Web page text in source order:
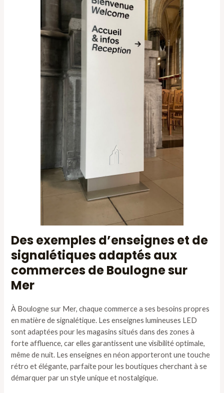
Des exemples d’enseignes et de
signalétiques adaptés aux
commerces de Boulogne sur
Mer
À Boulogne sur Mer, chaque commerce a ses besoins propres
en matière de signalétique. Les enseignes lumineuses LED
sont adaptées pour les magasins situés dans des zones à
forte affluence, car elles garantissent une visibilité optimale,
même de nuit. Les enseignes en néon apporteront une touche
rétro et élégante, parfaite pour les boutiques cherchant à se
démarquer par un style unique et nostalgique.